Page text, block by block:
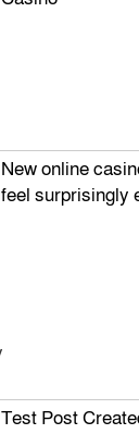
New online
feel surprisingly
Test Post